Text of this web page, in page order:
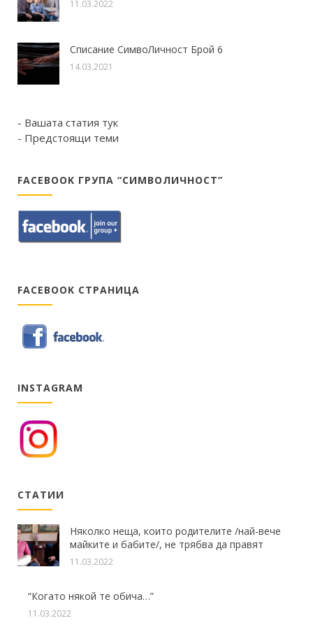
11.03.2022
Списание СимвоЛичност Брой 6
14.03.2021
- Вашата статия тук
- Предстоящи теми
FACEBOOK ГРУПА “СИМВОЛИЧНОСТ”
FACEBOOK СТРАНИЦА
INSTAGRAM
СТАТИИ
Няколко неща, които родителите /най-вече
майките и бабите/, не трябва да правят
11.03.2022
“Когато някой те обича…”
11.03.2022